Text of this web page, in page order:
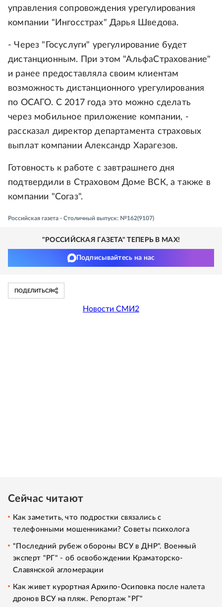
управления сопровождения урегулирования
компании "Ингосстрах" Дарья Шведова.
- Через "Госуслуги" урегулирование будет
дистанционным. При этом "АльфаСтрахование"
и ранее предоставляла своим клиентам
возможность дистанционного урегулирования
по ОСАГО. С 2017 года это можно сделать
через мобильное приложение компании, -
рассказал директор департамента страховых
выплат компании Александр Харагезов.
Готовность к работе с завтрашнего дня
подтвердили в Страховом Доме ВСК, а также в
компании "Согаз".
Российская газета - Столичный выпуск: №162(9107)
"РОССИЙСКАЯ ГАЗЕТА" ТЕПЕРЬ В MAX!
Подписывайтесь на нас
ПОДЕЛИТЬСЯ
Новости СМИ2
Сейчас читают
Как заметить, что подростки связались с
телефонными мошенниками? Советы психолога
"Последний рубеж обороны ВСУ в ДНР". Военный
эксперт "РГ" - об освобождении Краматорско-
Славянской агломерации
Как живет курортная Архипо-Осиповка после налета
дронов ВСУ на пляж. Репортаж "РГ"